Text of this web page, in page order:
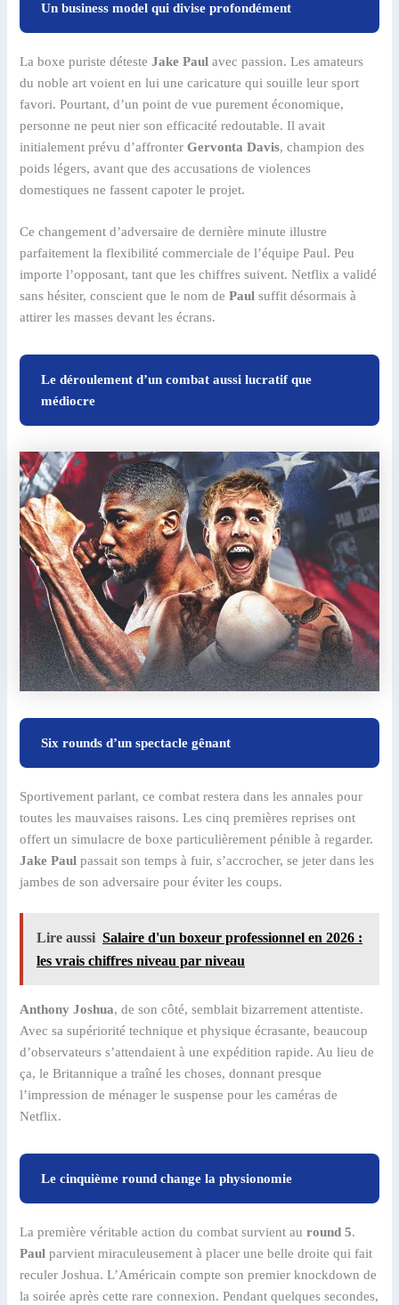
Un business model qui divise profondément
La boxe puriste détesteJake Paul avec passion. Les amateurs
du noble art voient en lui une caricature qui souille leur sport
favori. Pourtant, d’un point de vue purement économique,
personne ne peut nier son efficacité redoutable. Il avait
initialement prévu d’affronterGervonta Davis, champion des
poids légers, avant que des accusations de violences
domestiques ne fassent capoter le projet.
Ce changement d’adversaire de dernière minute illustre
parfaitement la flexibilité commerciale de l’équipe Paul. Peu
importe l’opposant, tant que les chiffres suivent. Netflix a validé
sans hésiter, conscient que le nom dePaul suffit désormais à
attirer les masses devant les écrans.
Le déroulement d’un combat aussi lucratif que
médiocre
Six rounds d’un spectacle gênant
Sportivement parlant, ce combat restera dans les annales pour
toutes les mauvaises raisons. Les cinq premières reprises ont
offert un simulacre de boxe particulièrement pénible à regarder.
Jake Paul passait son temps à fuir, s’accrocher, se jeter dans les
jambes de son adversaire pour éviter les coups.
Lire aussi Salaire d'un boxeur professionnel en 2026 :
les vrais chiffres niveau par niveau
Anthony Joshua, de son côté, semblait bizarrement attentiste.
Avec sa supériorité technique et physique écrasante, beaucoup
d’observateurs s’attendaient à une expédition rapide. Au lieu de
ça, le Britannique a traîné les choses, donnant presque
l’impression de ménager le suspense pour les caméras de
Netflix.
Le cinquième round change la physionomie
La première véritable action du combat survient auround 5.
Paul parvient miraculeusement à placer une belle droite qui fait
reculer Joshua. L’Américain compte son premier knockdown de
la soirée après cette rare connexion. Pendant quelques secondes,